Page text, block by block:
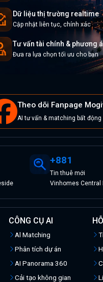
Dữ liệu thị trường realtime
Cập nhật liên tục, chính xác
Tư vấn tài chính & phương
Đưa ra lựa chọn tối ưu cho bạn
Theo dõi Fanpage
AI tư vấn & matching bất động
+881
Tinthuê mới
Vinhomes Central
CÔNG CỤ AI
Al Matching
Phân tích dự án
AI Panorama 360
Cải tạo không gian